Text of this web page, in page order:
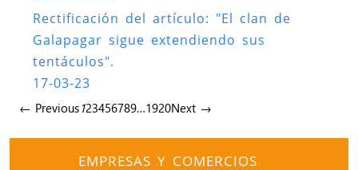
Rectificación del artículo: "El clan de
Galapagar sigue extendiendo sus
tentáculos".
17-03-23
← Previous123456789…1920Next →
EMPRESAS Y COMERCIOS